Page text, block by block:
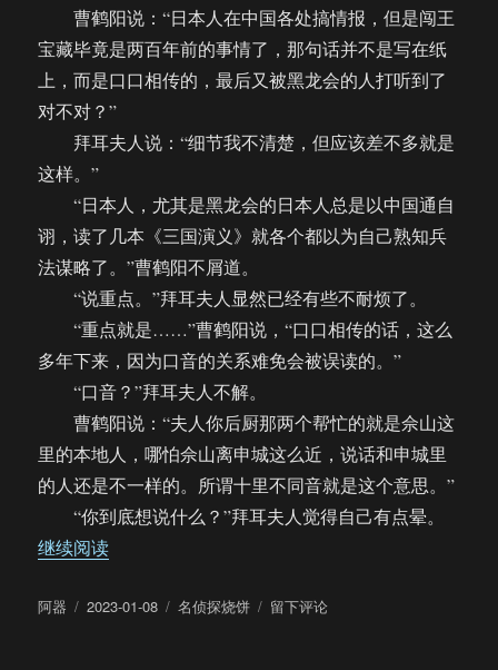
曹鹤阳说：“日本人在中国各处搞情报，但是闯王
宝藏毕竟是两百年前的事情了，那句话并不是写在纸
上，而是口口相传的，最后又被黑龙会的人打听到了
对不对？”
拜耳夫人说：“细节我不清楚，但应该差不多就是
这样。”
“日本人，尤其是黑龙会的日本人总是以中国通自
诩，读了几本《三国演义》就各个都以为自己熟知兵
法谋略了。”曹鹤阳不屑道。
“说重点。”拜耳夫人显然已经有些不耐烦了。
“重点就是……”曹鹤阳说，“口口相传的话，这么
多年下来，因为口音的关系难免会被误读的。”
“口音？”拜耳夫人不解。
曹鹤阳说：“夫人你后厨那两个帮忙的就是佘山这
里的本地人，哪怕佘山离申城这么近，说话和申城里
的人还是不一样的。所谓十里不同音就是这个意思。”
“你到底想说什么？”拜耳夫人觉得自己有点晕。
继续阅读“【饼四/AU】名侦探烧饼（63）”
作
阿器
发
2023-01-08
分
名侦探烧饼
于
留下评论